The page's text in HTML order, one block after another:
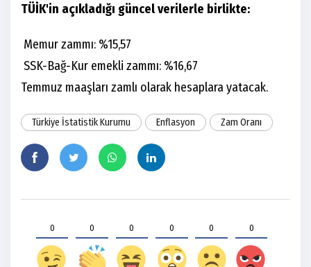
TÜİK'in açıkladığı güncel verilerle birlikte:
Memur zammı: %15,57
SSK-Bağ-Kur emekli zammı: %16,67
Temmuz maaşları zamlı olarak hesaplara yatacak.
Türkiye İstatistik Kurumu Enflasyon Zam Oranı
0 0 0 0 0 0